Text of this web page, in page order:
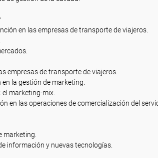
en las empresas de transporte de viajeros.
empresas de transporte de viajeros.
la gestión de marketing.
marketing-mix.
en las operaciones de comercialización del
marketing.
información y nuevas tecnologías.